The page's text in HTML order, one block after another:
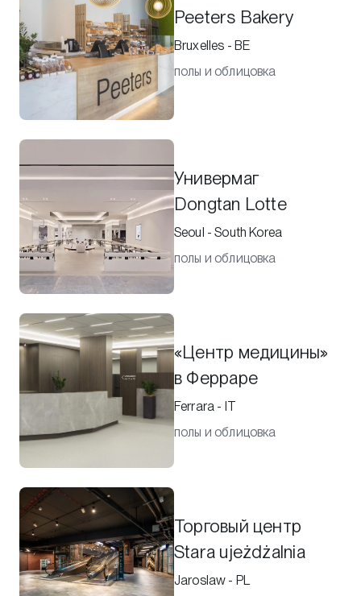
Peeters Bakery
Bruxelles - BE
полы и облицовка
Универмаг
Dongtan Lotte
Seoul - South Korea
полы и облицовка
«Центр медицины»
в Ферраре
Ferrara - IT
полы и облицовка
Торговый центр
Stara ujeżdżalnia
Jaroslaw - PL